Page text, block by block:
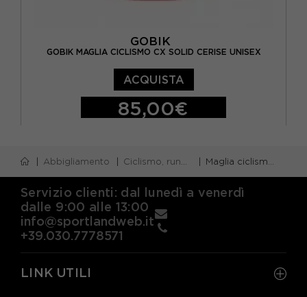
GOBIK
GOBIK MAGLIA CICLISMO CX SOLID CERISE UNISEX
ACQUISTA
85,00€
Abbigliamento Ciclismo, running e piscina Maglia ciclismo m/corta
Servizio clienti: dal lunedì a venerdì
dalle 9:00 alle 13:00
info@sportlandweb.it
+39.030.7778571
LINK UTILI